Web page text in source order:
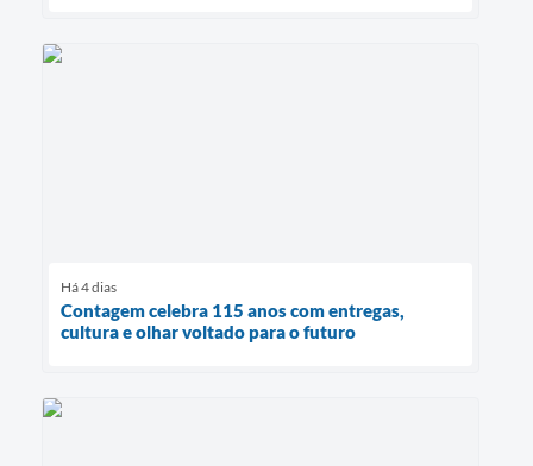
Há 4 dias
Contagem celebra 115 anos com entregas,
cultura e olhar voltado para o futuro